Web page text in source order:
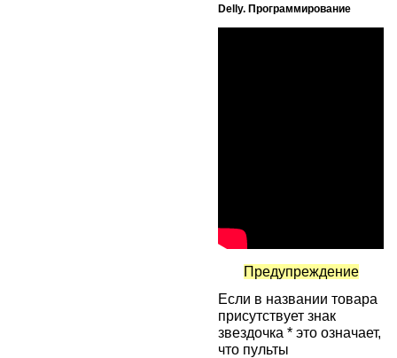
Delly. Программирование
Предупреждение
Если в названии товара
присутствует знак
звездочка * это означает,
что пульты